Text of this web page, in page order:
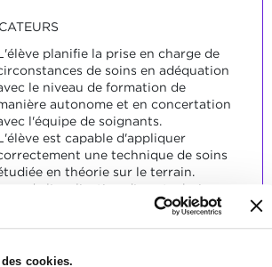
cookies.
planifie la prise en charge de
de soins en adéquation
le niveau de formation de
autonome et en concertation
l'équipe de soignants.
est capable d'appliquer
une technique de soins
en théorie sur le terrain.
de l'application d'une technique,
l’hygiène,